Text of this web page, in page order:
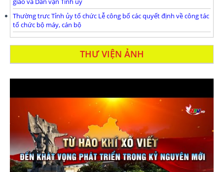
Thường trưc Tỉnh ủy tổ chức Lễ công bố các quyết định về công tác
tổ chức bộ máy, cán bộ
THƯ VIỆN ẢNH